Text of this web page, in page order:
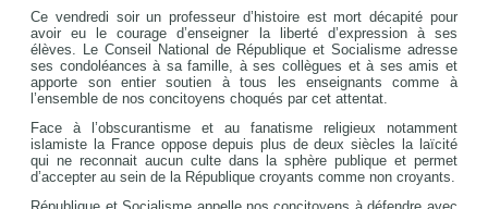
Ce vendredi soir un professeur d’histoire est mort décapité pour
avoir eu le courage d’enseigner la liberté d’expression à ses
élèves. Le Conseil National de République et Socialisme adresse
ses condoléances à sa famille, à ses collègues et à ses amis et
apporte son entier soutien à tous les enseignants comme à
l’ensemble de nos concitoyens choqués par cet attentat.
Face à l’obscurantisme et au fanatisme religieux notamment
islamiste la France oppose depuis plus de deux siècles la laïcité
qui ne reconnait aucun culte dans la sphère publique et permet
d’accepter au sein de la République croyants comme non croyants.